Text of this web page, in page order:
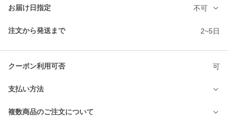
お届け日指定 不可
注文から発送まで 2~5日
クーポン利用可否 可
支払い方法
複数商品のご注文について